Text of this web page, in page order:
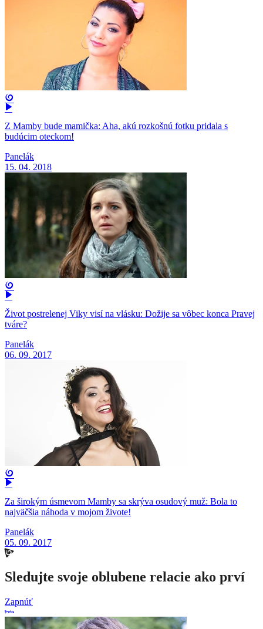
Z Mamby bude mamička: Aha, akú rozkošnú fotku pridala s
budúcim oteckom!
Panelák
15. 04. 2018
Život postrelenej Viky visí na vlásku: Dožije sa vôbec konca Pravej
tváre?
Panelák
06. 09. 2017
Za širokým úsmevom Mamby sa skrýva osudový muž: Bola to
najväčšia náhoda v mojom živote!
Panelák
05. 09. 2017
Sledujte svoje oblubene relacie ako prví
Zapnúť